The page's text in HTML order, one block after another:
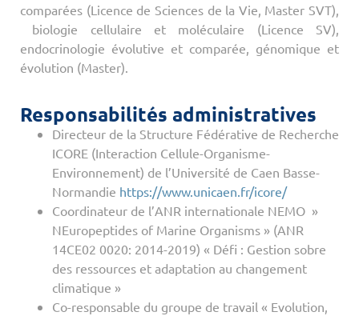
comparées (Licence de Sciences de la Vie, Master SVT),
biologie cellulaire et moléculaire (Licence SV),
endocrinologie évolutive et comparée, génomique et
évolution (Master).
Responsabilités administratives
Directeur de la Structure Fédérative de Recherche
ICORE (Interaction Cellule-Organisme-
Environnement) de l’Université de Caen Basse-
Normandie https://www.unicaen.fr/icore/
Coordinateur de l’ANR internationale NEMO »
NEuropeptides of Marine Organisms » (ANR
14CE02 0020: 2014-2019) « Défi : Gestion sobre
des ressources et adaptation au changement
climatique »
Co-responsable du groupe de travail « Evolution,